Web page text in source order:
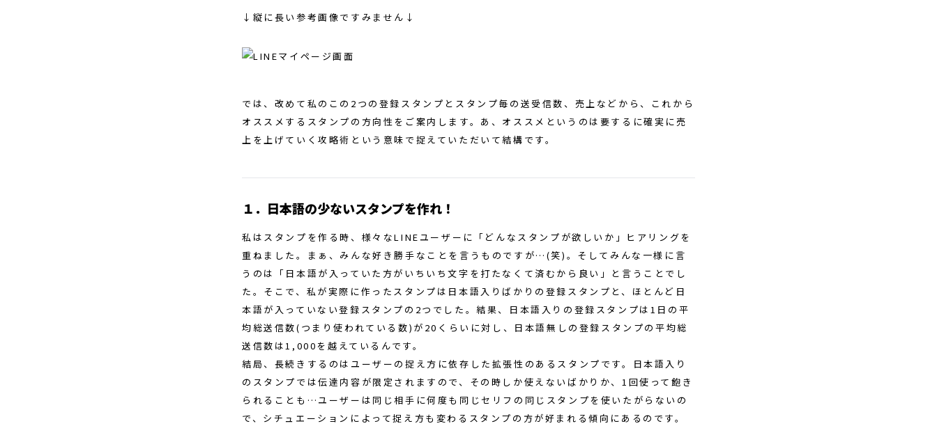
↓縦に長い参考画像ですみません↓
では、改めて私のこの2つの登録スタンプとスタンプ毎の送受信数、売上などから、これから
オススメするスタンプの方向性をご案内します。あ、オススメというのは要するに確実に売
上を上げていく攻略術という意味で捉えていただいて結構です。
１．日本語の少ないスタンプを作れ！
私はスタンプを作る時、様々なLINEユーザーに「どんなスタンプが欲しいか」ヒアリングを
重ねました。まぁ、みんな好き勝手なことを言うものですが…(笑)。そしてみんな一様に言
うのは「日本語が入っていた方がいちいち文字を打たなくて済むから良い」と言うことでし
た。そこで、私が実際に作ったスタンプは日本語入りばかりの登録スタンプと、ほとんど日
本語が入っていない登録スタンプの2つでした。結果、日本語入りの登録スタンプは1日の平
均総送信数(つまり使われている数)が20くらいに対し、日本語無しの登録スタンプの平均総
送信数は1,000を越えているんです。
結局、長続きするのはユーザーの捉え方に依存した拡張性のあるスタンプです。日本語入り
のスタンプでは伝達内容が限定されますので、その時しか使えないばかりか、1回使って飽き
られることも…ユーザーは同じ相手に何度も同じセリフの同じスタンプを使いたがらないの
で、シチュエーションによって捉え方も変わるスタンプの方が好まれる傾向にあるのです。